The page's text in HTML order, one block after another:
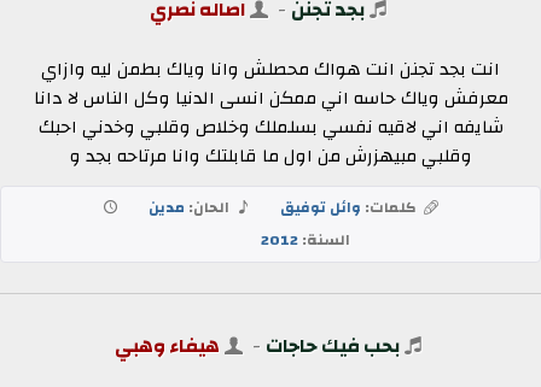
بجد تجنن - اصاله نصري
انت بجد تجنن انت هواك محصلش وانا وياك بطمن ليه وازاي
معرفش وياك حاسه اني ممكن انسى الدنيا وكل الناس لا دانا
شايفه اني لاقيه نفسي بسلملك وخلاص وقلبي وخدني احبك
وقلبي مبيهزرش من اول ما قابلتك وانا مرتاحه بجد و
كلمات: وائل توفيق الحان: مدين
السنة:2012
بحب فيك حاجات - هيفاء وهبي